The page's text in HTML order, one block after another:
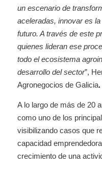
un escenario de
aceleradas, innovar es
futuro. A través de este
quienes lideran ese
todo el ecosistema
desarrollo del sector”,
Agronegocios de Galicia.
A lo largo de más de 20
como uno de los
visibilizando casos que
capacidad
crecimiento de una